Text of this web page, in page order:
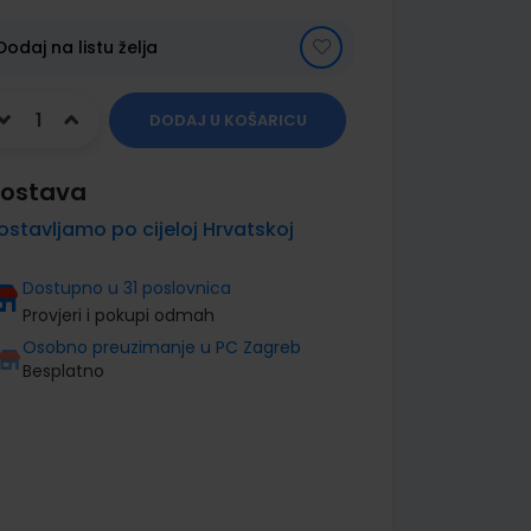
na listu želja
DODAJ U KOŠARICU
po cijeloj Hrvatskoj
Dostupno u 31 poslovnica
Provjeri i pokupi odmah
Osobno preuzimanje u PC Zagreb
Besplatno